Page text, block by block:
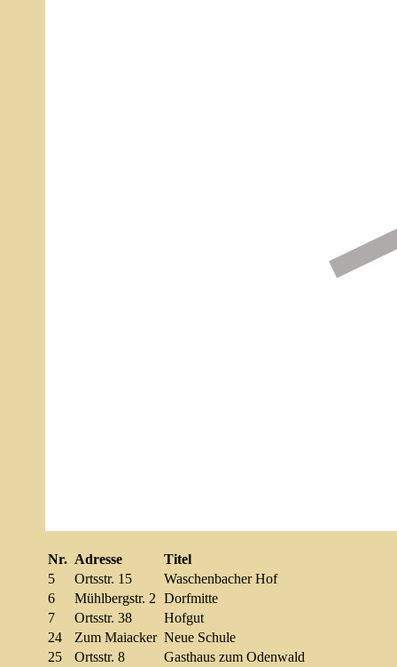
Nr. Adresse
Titel
5
Ortsstr. 15
Waschenbacher Hof
6
Mühlbergstr. 2
Dorfmitte
7
Ortsstr. 38
Hofgut
24
Zum Maiacker Neue Schule
25
Ortsstr. 8
Gasthaus zum Odenwald